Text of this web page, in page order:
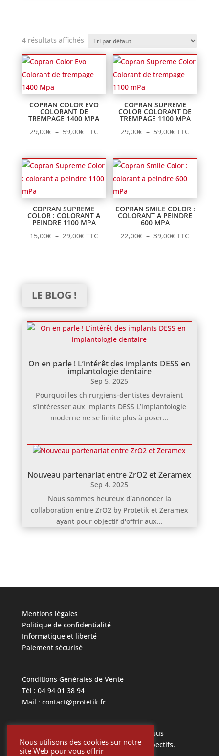
4 résultats affichés
COPRAN COLOR EVO
COLORANT DE
TREMPAGE 1400 MPA
29,00€ – 59,00€Plage
prix :
29,00€
à
TTC
COPRAN SUPREME
COLOR COLORANT DE
TREMPAGE 1100 MPA
29,00€ – 59,00€Plage
prix :
29,00€
à
TTC
COPRAN SUPREME
COLOR : COLORANT A
PEINDRE 1100 MPA
15,00€ – 29,00€Plage
TTC
COPRAN SMILE COLOR :
COLORANT A PEINDRE
600 MPA
22,00€ – 39,00€Plage
TTC
LE BLOG !
On en parle ! L’intérêt des implants DESS en
implantologie dentaire
Sep 5, 2025
Pourquoi les chirurgiens-dentistes devraient
s’intéresser aux implants DESS L’implantologie
moderne ne se limite plus à poser...
Nouveau partenariat entre ZrO2 et Zeramex
Sep 4, 2025
Nous sommes heureux d’annoncer la
collaboration entre ZrO2 by Protetik et Zeramex
ayant pour objectif d'offrir aux...
Mentions légales
Politique de confidentialité
Informatique et liberté
Paiement sécurisé
Conditions Générales de Vente
Tél : 04 94 01 38 94
Mail : contact@protetik.fr
Toutes les marques mentionnées ci dessus
appartiennent à leurs propriétaires respectifs.
Nous utilisons des cookies sur notre
site Web pour vous offrir